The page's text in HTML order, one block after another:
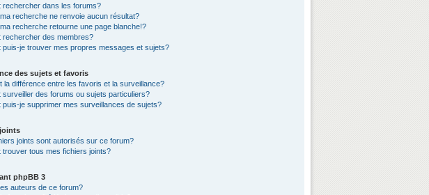
rechercher dans les forums?
recherche ne renvoie aucun résultat?
recherche retourne une page blanche!?
rechercher des membres?
puis-je trouver mes propres messages et sujets?
des sujets et favoris
la différence entre les favoris et la surveillance?
surveiller des forums ou sujets particuliers?
puis-je supprimer mes surveillances de sujets?
joints sont autorisés sur ce forum?
trouver tous mes fichiers joints?
phpBB 3
auteurs de ce forum?